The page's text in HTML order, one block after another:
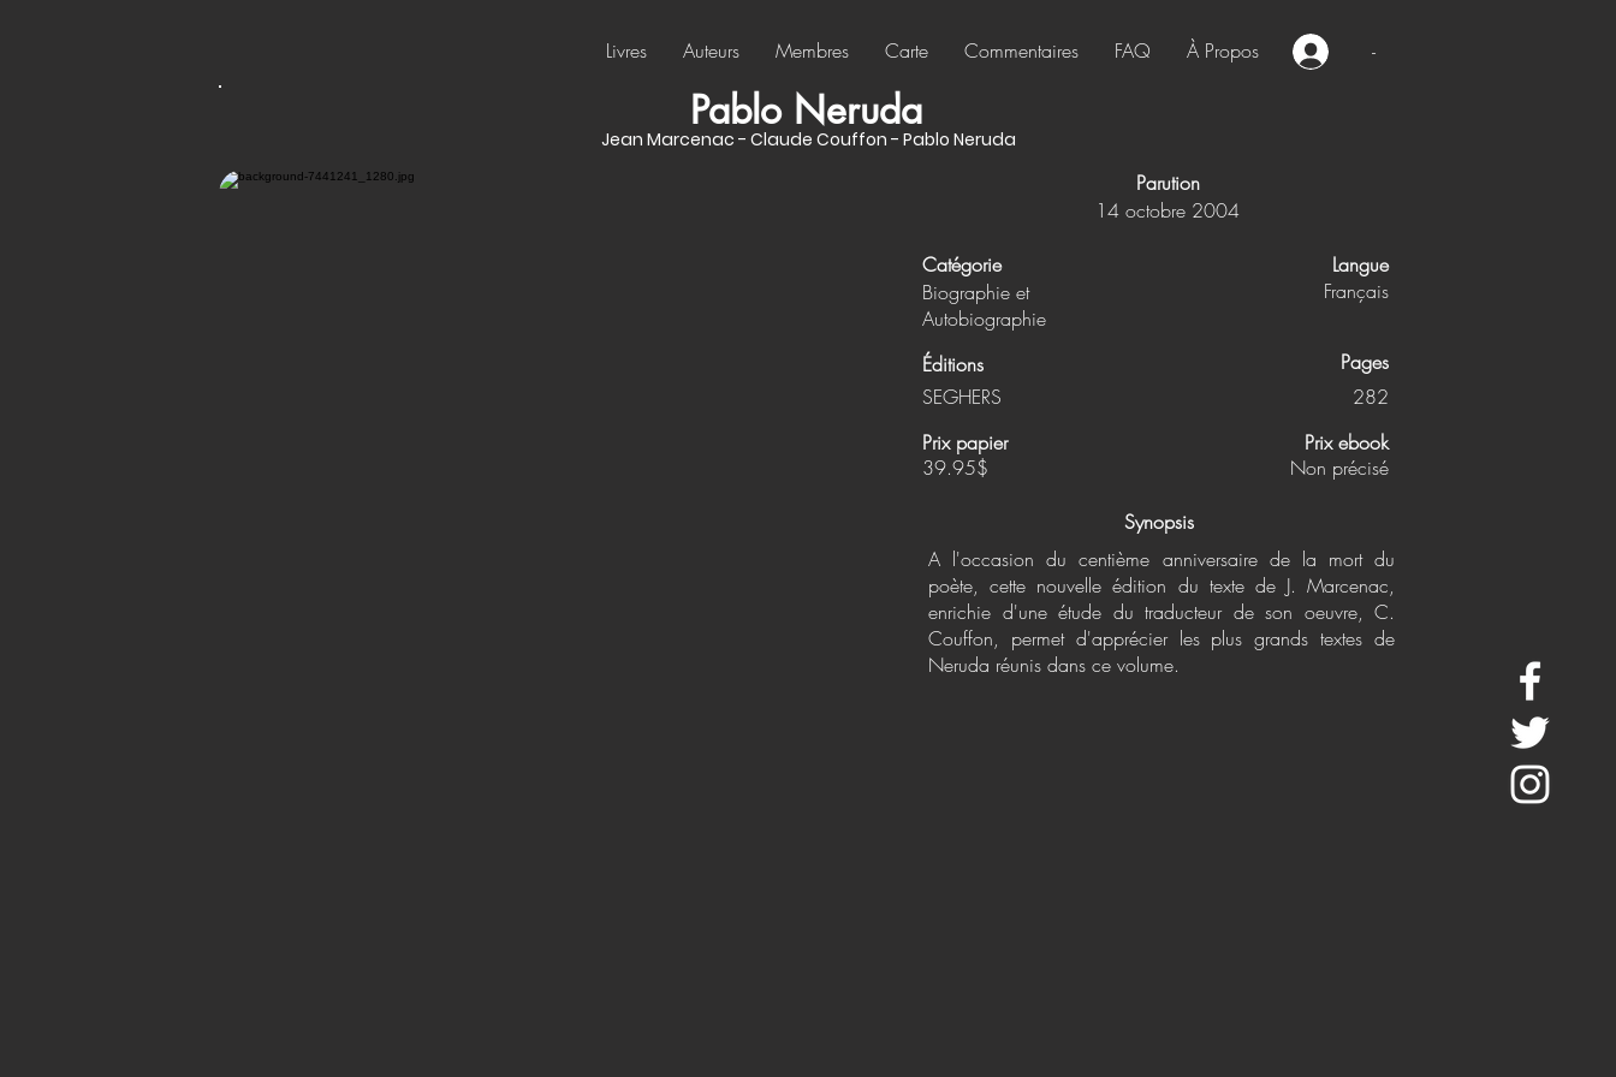
Livres Auteurs Membres Carte Commentaires FAQ À Propos -
Pablo Neruda
Jean Marcenac - Claude Couffon - Pablo Neruda
Parution
14 octobre 2004
Catégorie
Biographie et
Autobiographie
Langue
Français
Éditions
Pages
SEGHERS
282
Prix papier
39.95$
Prix ebook
Non précisé
Synopsis
A l'occasion du centième anniversaire de la mort du
poète, cette nouvelle édition du texte de J. Marcenac,
enrichie d'une étude du traducteur de son oeuvre, C.
Couffon, permet d'apprécier les plus grands textes de
Neruda réunis dans ce volume.